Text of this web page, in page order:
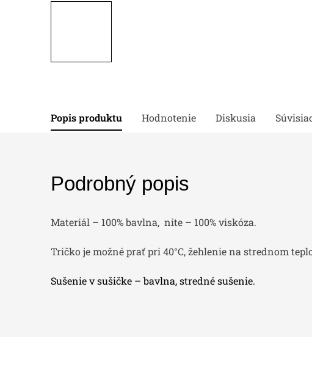
Popis produktu Hodnotenie Diskusia
Podrobný popis
Materiál – 100% bavlna, nite – 100% viskóza.
Tričko je možné prať pri 40°C, žehlenie na strednom
Sušenie v sušičke – bavlna, stredné sušenie.